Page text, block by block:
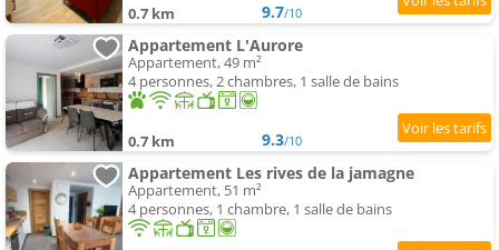
0.7 km 9.7/10
Appartement L'Aurore
Appartement, 49 m²
4 personnes, 2 chambres, 1 salle de bains
0.7 km 9.3/10
Appartement Les rives de la jamagne
Appartement, 51 m²
4 personnes, 1 chambre, 1 salle de bains